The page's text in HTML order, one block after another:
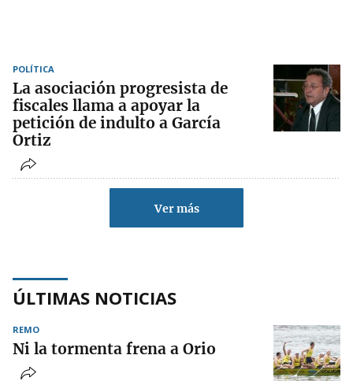
POLÍTICA
La asociación progresista de
fiscales llama a apoyar la
petición de indulto a García
Ortiz
Ver más
ÚLTIMAS NOTICIAS
REMO
Ni la tormenta frena a Orio